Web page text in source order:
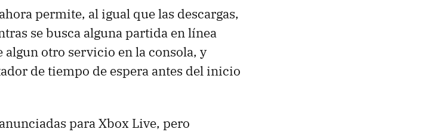
ahora permite, al igual que las descargas,
se busca alguna partida en línea
otro servicio en la consola, y
de tiempo de espera antes del inicio
para Xbox Live, pero